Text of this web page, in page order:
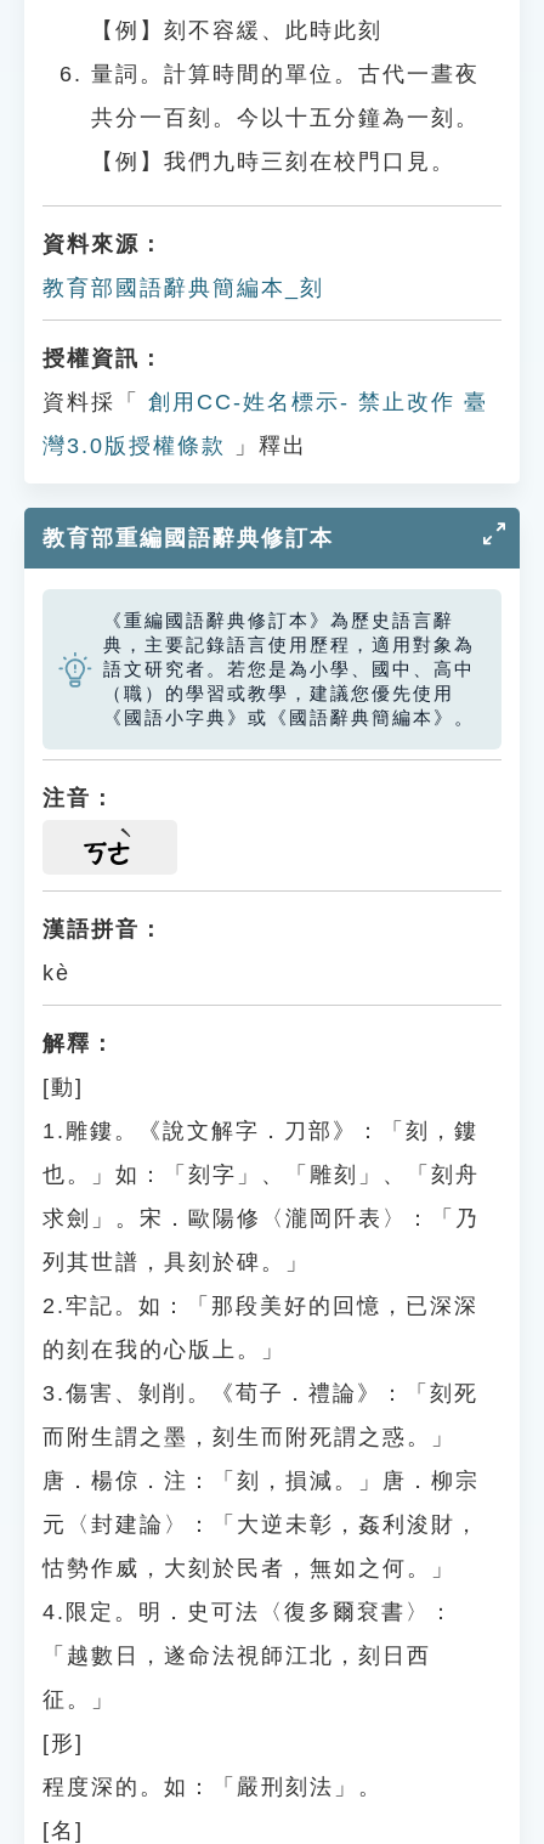
【例】刻不容緩、此時此刻
量詞。計算時間的單位。古代一晝夜
共分一百刻。今以十五分鐘為一刻。
【例】我們九時三刻在校門口見。
資料來源：
教育部國語辭典簡編本_刻
授權資訊：
資料採「
創用CC-姓名標示- 禁止改作 臺
灣3.0版授權條款
」釋出
教育部重編國語辭典修訂本
《重編國語辭典修訂本》為歷史語言辭
典，主要記錄語言使用歷程，適用對象為
語文研究者。若您是為小學、國中、高中
（職）的學習或教學，建議您優先使用
《國語小字典》或《國語辭典簡編本》。
注音：
ㄎㄜ
漢語拼音：
kè
解釋：
[動]
1.雕鏤。《說文解字．刀部》：「刻，鏤
也。」如：「刻字」、「雕刻」、「刻舟
求劍」。宋．歐陽修〈瀧岡阡表〉：「乃
列其世譜，具刻於碑。」
2.牢記。如：「那段美好的回憶，已深深
的刻在我的心版上。」
3.傷害、剝削。《荀子．禮論》：「刻死
而附生謂之墨，刻生而附死謂之惑。」
唐．楊倞．注：「刻，損減。」唐．柳宗
元〈封建論〉：「大逆未彰，姦利浚財，
怙勢作威，大刻於民者，無如之何。」
4.限定。明．史可法〈復多爾袞書〉：
「越數日，遂命法視師江北，刻日西
征。」
[形]
程度深的。如：「嚴刑刻法」。
[名]